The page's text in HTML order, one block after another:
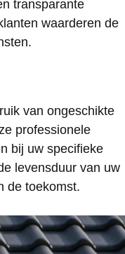
transparante
waarderen de
van ongeschikte
professionele
bij uw specifieke
levensduur van uw
de toekomst.